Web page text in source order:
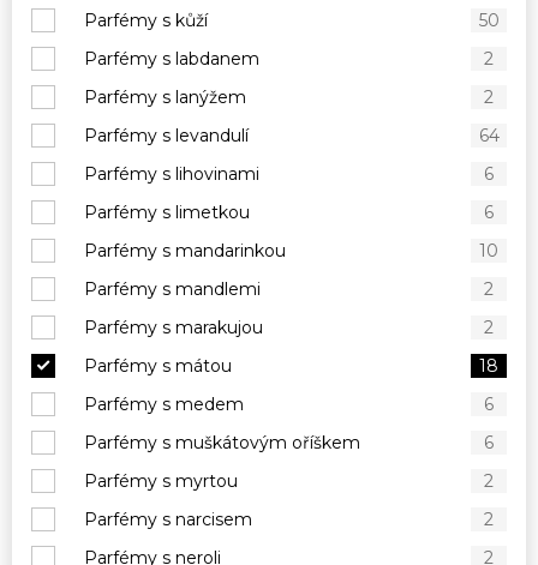
Parfémy s kůží
50
Parfémy s labdanem
2
Parfémy s lanýžem
2
Parfémy s levandulí
64
Parfémy s lihovinami
6
Parfémy s limetkou
6
Parfémy s mandarinkou
10
Parfémy s mandlemi
2
Parfémy s marakujou
2
Parfémy s mátou
18
Parfémy s medem
6
Parfémy s muškátovým oříškem
6
Parfémy s myrtou
2
Parfémy s narcisem
2
Parfémy s neroli
2